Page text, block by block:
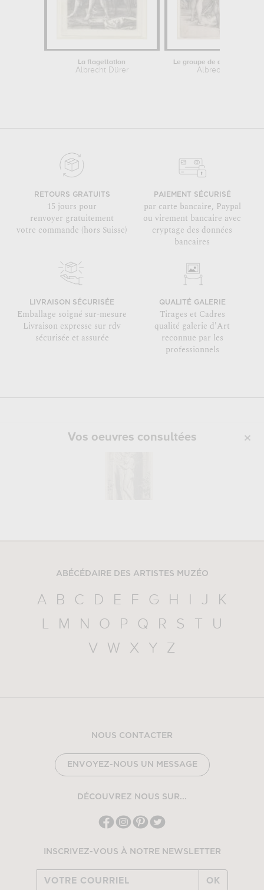
La flagellation
Albrecht Dürer Albrecht Dürer
RETOURS GRATUITS
15 jours pour
renvoyer gratuitement
votre commande (hors Suisse)
PAIEMENT SÉCURISÉ
par carte bancaire, Paypal
ou virement bancaire avec
cryptage des données
bancaires
LIVRAISON SÉCURISÉE
Emballage soigné sur-mesure
Livraison expresse sur rdv
sécurisée et assurée
QUALITÉ GALERIE
Tirages et Cadres
qualité galerie d'Art
reconnue par les
professionnels
Vos oeuvres consultées
ABÉCÉDAIRE DES ARTISTES MUZÉO
A B C D E F G H I J
K
L
M N O P Q R S T
U
V
W X Y Z
NOUS CONTACTER
ENVOYEZ-NOUS UN MESSAGE
DÉCOUVREZ NOUS SUR...
INSCRIVEZ-VOUS À NOTRE NEWSLETTER
OK